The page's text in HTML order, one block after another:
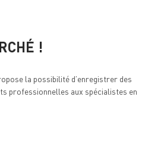
!
la possibilité d’enregistrer des
professionnelles aux spécialistes en